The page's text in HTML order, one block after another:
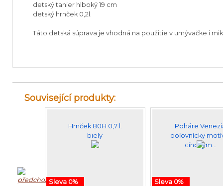
detský tanier hlboký 19 cm
detský hrnček 0,2l.
Táto detská súprava je vhodná na použitie v umývačke i
Související produkty:
Hrnček 80H 0,7 l.
biely
Sleva 0%
Poháre
poľovnícky
cínovým…
Sleva 0%